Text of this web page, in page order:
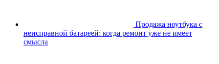
Продажа ноутбука с
неисправной батареей: когда ремонт уже не имеет
смысла